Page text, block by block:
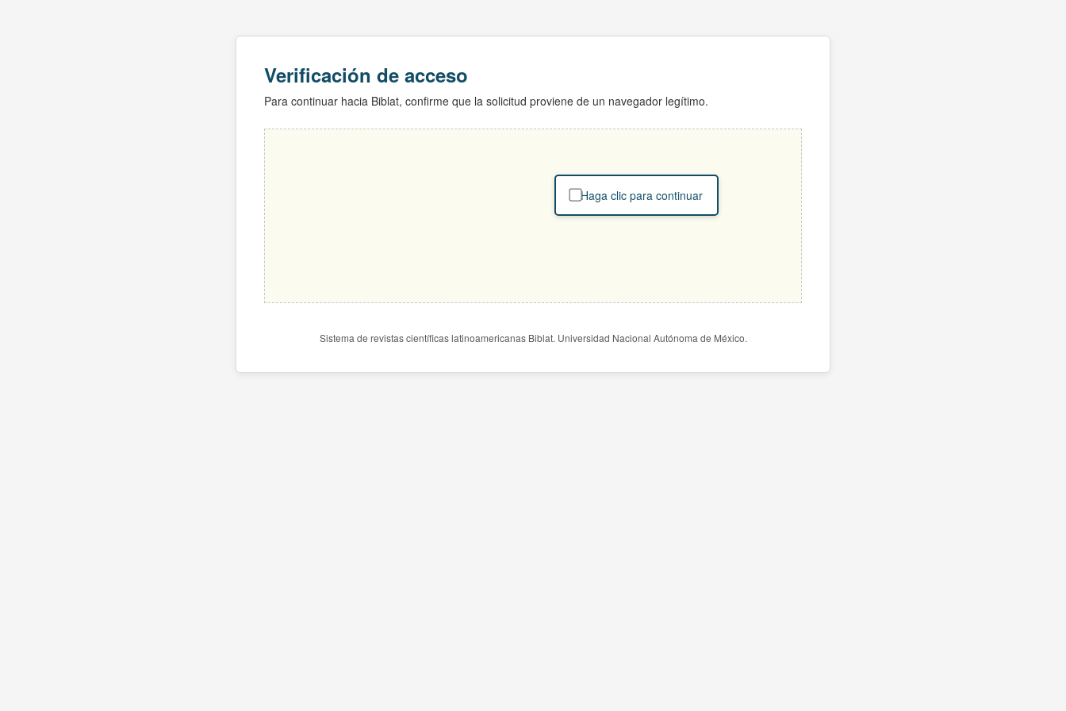
Verificación de acceso
Para continuar hacia Biblat, confirme que la solicitud proviene de un navegador legítimo.
Haga clic para continuar
Sistema de revistas científicas latinoamericanas Biblat. Universidad Nacional Autónoma de México.